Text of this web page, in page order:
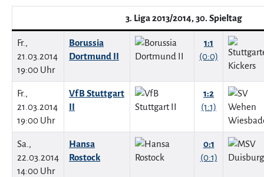
3. Liga 2013/2014, 30. Spieltag
Fr.,
21.03.2014
19:00 Uhr
Borussia
Dortmund II
1:1
(0:0)
Fr.,
21.03.2014
19:00 Uhr
VfB Stuttgart
II
1:2
(1:1)
Sa.,
22.03.2014
14:00 Uhr
Hansa
Rostock
0:1
(0:1)